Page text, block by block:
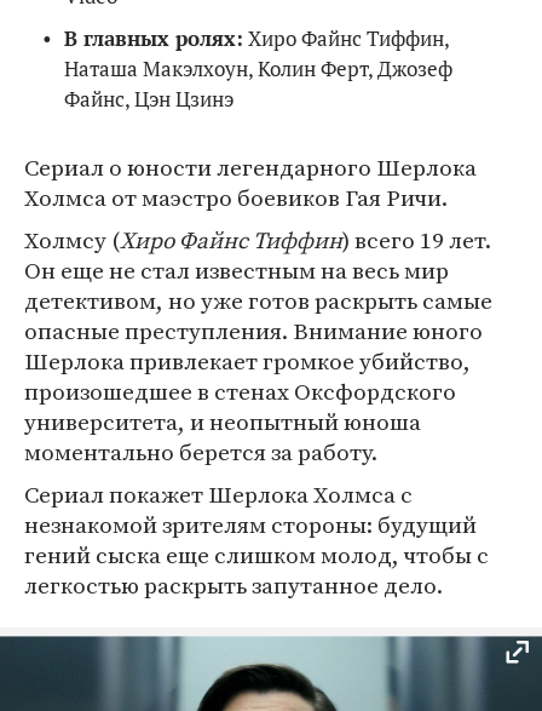
В главных ролях: Хиро Файнс Тиффин,
Наташа Макэлхоун, Колин Ферт, Джозеф
Файнс, Цэн Цзинэ
Сериал о юности легендарного Шерлока
Холмса от маэстро боевиков Гая Ричи.
Холмсу (Хиро Файнс Тиффин) всего 19 лет.
Он еще не стал известным на весь мир
детективом, но уже готов раскрыть самые
опасные преступления. Внимание юного
Шерлока привлекает громкое убийство,
произошедшее в стенах Оксфордского
университета, и неопытный юноша
моментально берется за работу.
Сериал покажет Шерлока Холмса с
незнакомой зрителям стороны: будущий
гений сыска еще слишком молод, чтобы с
легкостью раскрыть запутанное дело.